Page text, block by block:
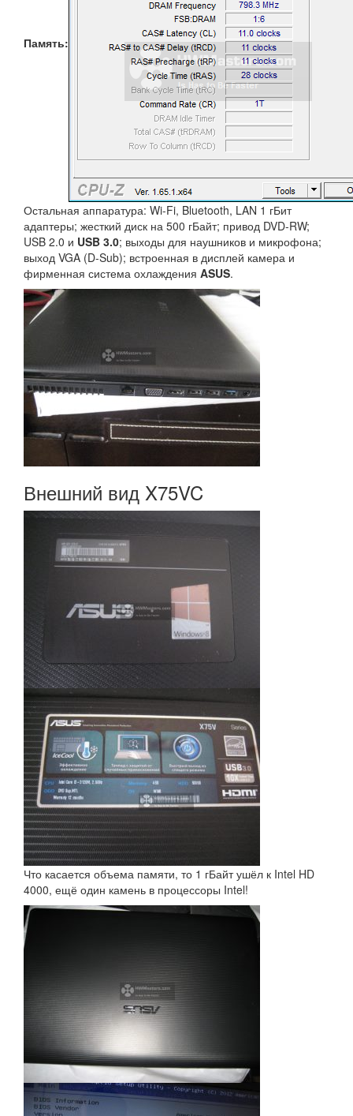
Память:
Остальная аппаратура: Wi-Fi, Bluetooth, LAN 1 гБит
адаптеры; жесткий диск на 500 гБайт; привод DVD-RW;
USB 2.0 и USB 3.0; выходы для наушников и микрофона;
выход VGA (D-Sub); встроенная в дисплей камера и
фирменная система охлаждения ASUS.
Внешний вид X75VC
Что касается объема памяти, то 1 гБайт ушёл к Intel HD
4000, ещё один камень в процессоры Intel!